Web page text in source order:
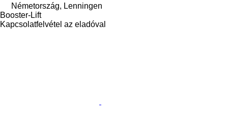
Németország, Lenningen
Booster-Lift
Kapcsolatfelvétel az eladóval